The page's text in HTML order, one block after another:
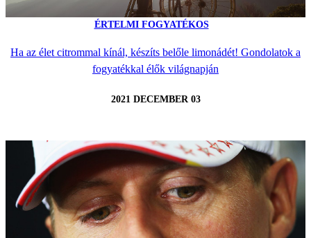
ÉRTELMI FOGYATÉKOS
Ha az élet citrommal kínál, készíts belőle limonádét! Gondolatok a
fogyatékkal élők világnapján
2021 DECEMBER 03